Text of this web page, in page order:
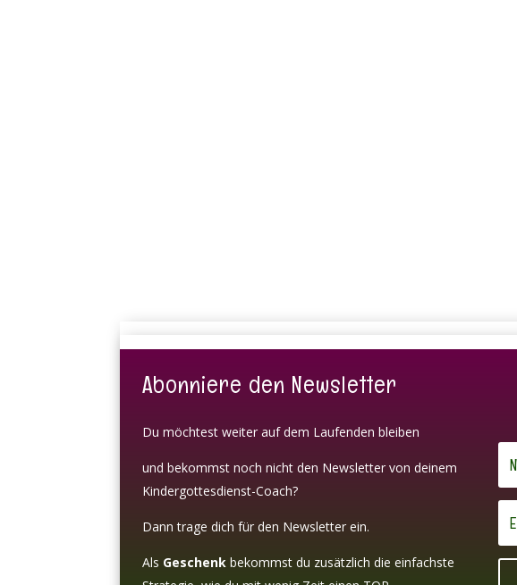
Abonniere den Newsletter
Du möchtest weiter auf dem Laufenden bleiben
und bekommst noch nicht den Newsletter von deinem
Kindergottesdienst-Coach?
Dann trage dich für den Newsletter ein.
Als Geschenk bekommst du zusätzlich die einfachste